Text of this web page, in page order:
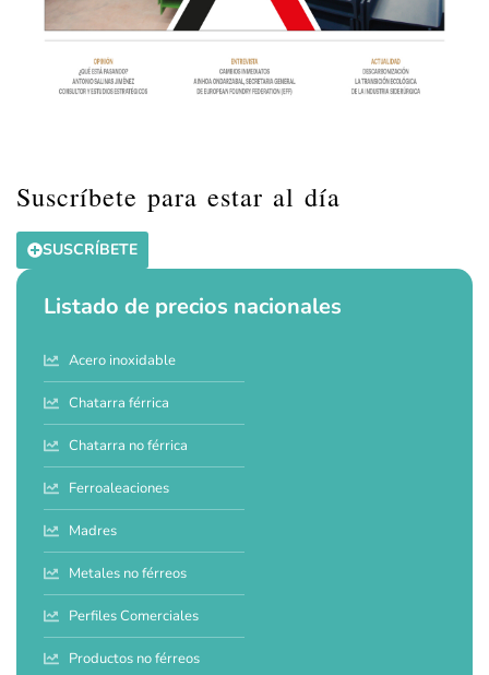
Suscríbete para estar al día
SUSCRÍBETE
Listado de precios nacionales
Acero inoxidable
Chatarra férrica
Chatarra no férrica
Ferroaleaciones
Madres
Metales no férreos
Perfiles Comerciales
Productos no férreos